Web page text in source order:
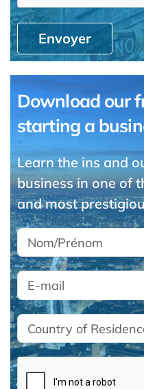
Envoyer
Download our
starting a
Learn the ins and
business in one of
and most